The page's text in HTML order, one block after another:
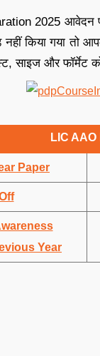
2025 आवेदन
किया गया तो
साइज और
LIC
Paper
Year